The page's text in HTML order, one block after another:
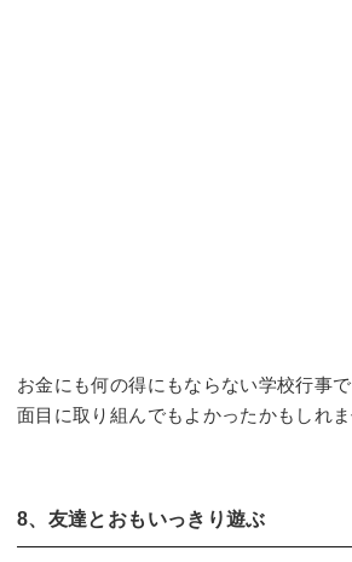
お金にも何の得にもならない学校行事
面目に取り組んでもよかったかもしれま
8、友達とおもいっきり遊ぶ